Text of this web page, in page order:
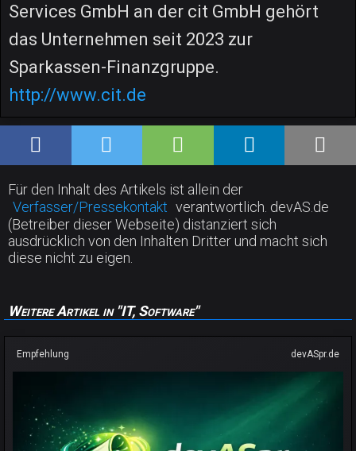
Services GmbH an der cit GmbH gehört
das Unternehmen seit 2023 zur
Sparkassen-Finanzgruppe.
http://www.cit.de
Für den Inhalt des Artikels ist allein der
Verfasser/Pressekontakt verantwortlich. devAS.de
(Betreiber dieser Webseite) distanziert sich
ausdrücklich von den Inhalten Dritter und macht sich
diese nicht zu eigen.
Weitere Artikel in "IT, Software"
Empfehlung devASpr.de